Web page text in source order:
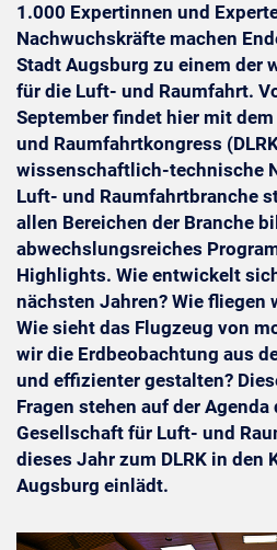
1.000 Expertinnen und
Nachwuchskräfte machen
Stadt Augsburg zu einem der
für die Luft- und Raumfahrt.
September findet hier mit
und Raumfahrtkongress
wissenschaftlich-technische
Luft- und Raumfahrtbranche
allen Bereichen der Branche
abwechslungsreiches
Highlights. Wie entwickelt
nächsten Jahren? Wie
Wie sieht das Flugzeug von
wir die Erdbeobachtung aus
und effizienter gestalten?
Fragen stehen auf der Agenda
Gesellschaft für Luft- und
dieses Jahr zum DLRK in den
Augsburg einlädt.